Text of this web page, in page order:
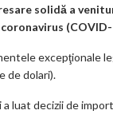
solidă a
excepţionale
de dolari).
a luat decizii de